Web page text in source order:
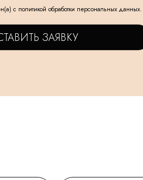
с политикой обработки персональных данных.
ЗАЯВКУ